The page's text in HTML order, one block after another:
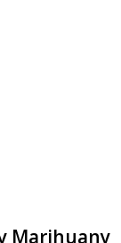
Marihuany